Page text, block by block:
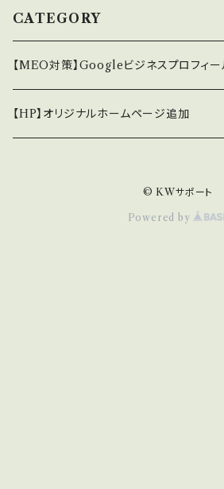
CATEGORY
【MEO対策】Googleビジネスプロフィ
【HP】オリジナルホームページ追加
© KWサポート
Powered by